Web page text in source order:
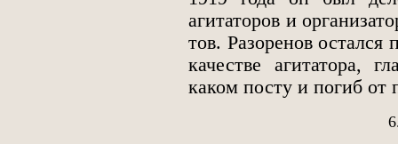
агитаторов и
тов. Разоренов
качестве агитатора,
каком посту и погиб от